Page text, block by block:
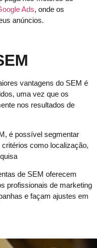
Ads, onde os
anúncios.
vantagens do SEM é
uma vez que os
nos resultados de
é possível segmentar
como localização,
de SEM oferecem
profissionais de marketing
e façam ajustes em